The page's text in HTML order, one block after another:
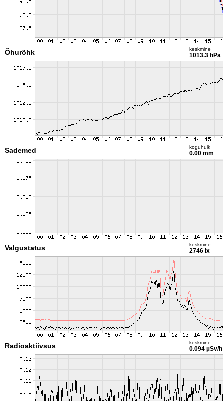
Õhurõhk keskmine
1013.3 hPa
Sademed koguhulk
0.00 mm
Valgustatus keskmine
2746 lx
Radioaktiivsus keskmine
0.094 µSv/h